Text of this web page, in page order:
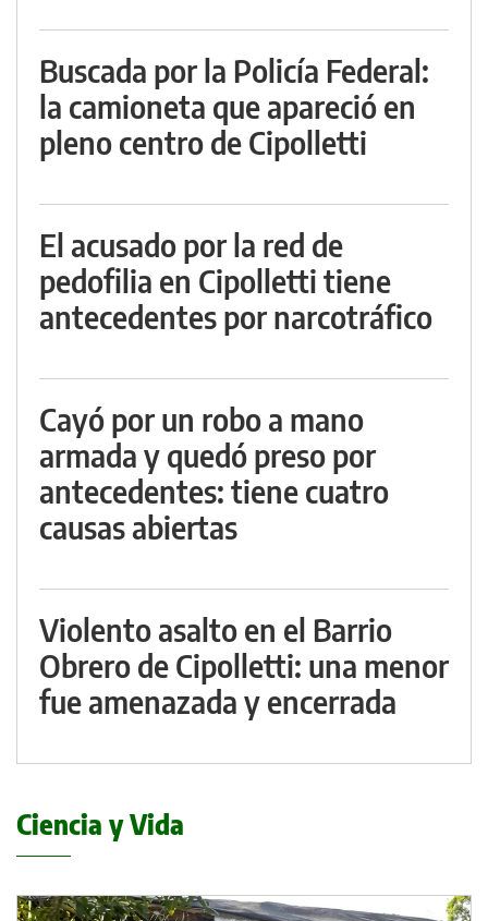
Buscada por la Policía Federal:
la camioneta que apareció en
pleno centro de Cipolletti
El acusado por la red de
pedofilia en Cipolletti tiene
antecedentes por narcotráfico
Cayó por un robo a mano
armada y quedó preso por
antecedentes: tiene cuatro
causas abiertas
Violento asalto en el Barrio
Obrero de Cipolletti: una menor
fue amenazada y encerrada
Ciencia y Vida